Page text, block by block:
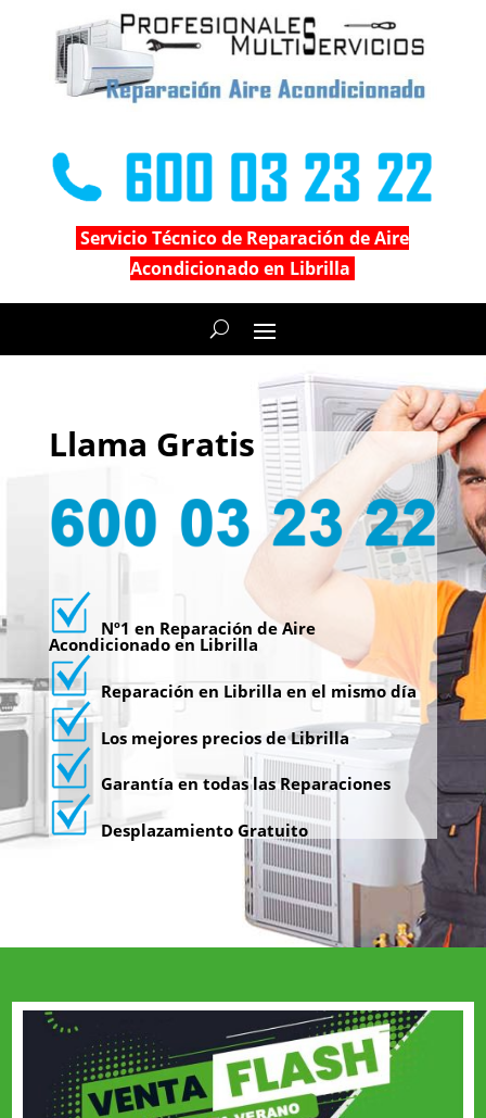
Servicio Técnico de Reparación de Aire
Acondicionado en Librilla
Llama Gratis
Nº1 en Reparación de Aire
Acondicionado en Librilla
Reparación en Librilla en el mismo día
Los mejores precios de Librilla
Garantía en todas las Reparaciones
Desplazamiento Gratuito